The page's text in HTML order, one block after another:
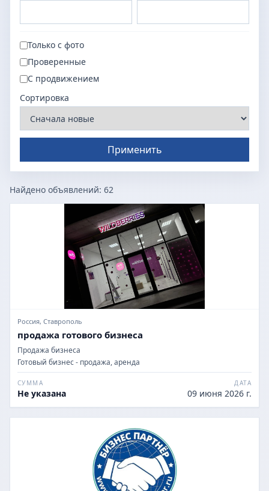
Только с фото
Проверенные
С продвижением
Сортировка
Применить
Найдено объявлений: 62
Россия, Ставрополь
продажа готового бизнеса
Продажа бизнеса
Готовый бизнес - продажа, аренда
СУММА
Не указана
ДАТА
09 июня 2026 г.